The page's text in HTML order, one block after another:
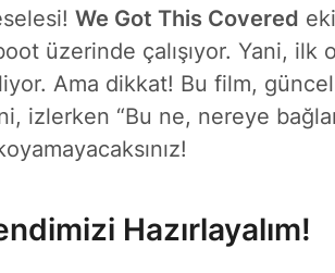
We Got This Covered
üzerinde çalışıyor. Yani, ilk
Ama dikkat! Bu film,
izlerken “Bu ne, nereye
Hazırlayalım!